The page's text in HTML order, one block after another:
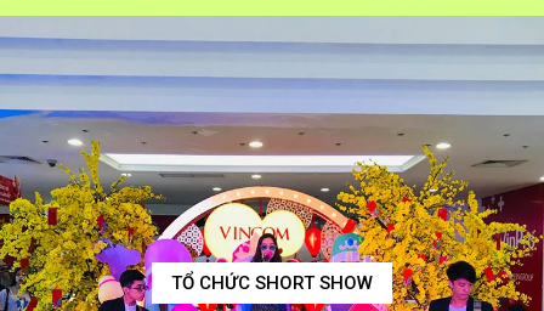
TỔ CHỨC SHORT SHOW